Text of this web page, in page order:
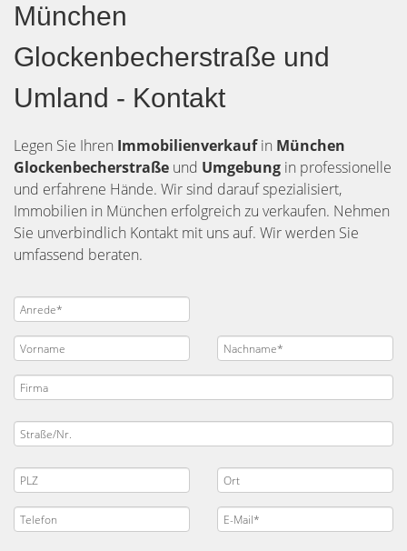
München
Glockenbecherstraße und
Umland - Kontakt
Legen Sie Ihren Immobilienverkaufin München
Glockenbecherstraße und Umgebung in professionelle
und erfahrene Hände. Wir sind darauf spezialisiert,
Immobilien in München erfolgreich zu verkaufen. Nehmen
Sie unverbindlich Kontakt mit uns auf. Wir werden Sie
umfassend beraten.